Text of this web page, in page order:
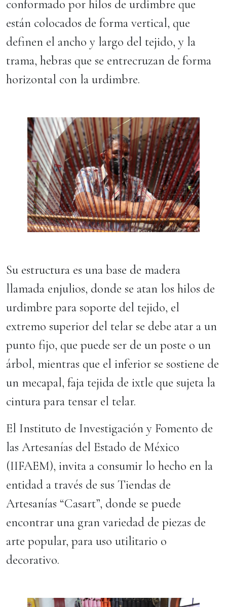
conformado por hilos de urdimbre que
están colocados de forma vertical, que
definen el ancho y largo del tejido, y la
trama, hebras que se entrecruzan de forma
horizontal con la urdimbre.
Su estructura es una base de madera
llamada enjulios, donde se atan los hilos de
urdimbre para soporte del tejido, el
extremo superior del telar se debe atar a un
punto fijo, que puede ser de un poste o un
árbol, mientras que el inferior se sostiene de
un mecapal, faja tejida de ixtle que sujeta la
cintura para tensar el telar.
El Instituto de Investigación y Fomento de
las Artesanías del Estado de México
(IIFAEM), invita a consumir lo hecho en la
entidad a través de sus Tiendas de
Artesanías “Casart”, donde se puede
encontrar una gran variedad de piezas de
arte popular, para uso utilitario o
decorativo.